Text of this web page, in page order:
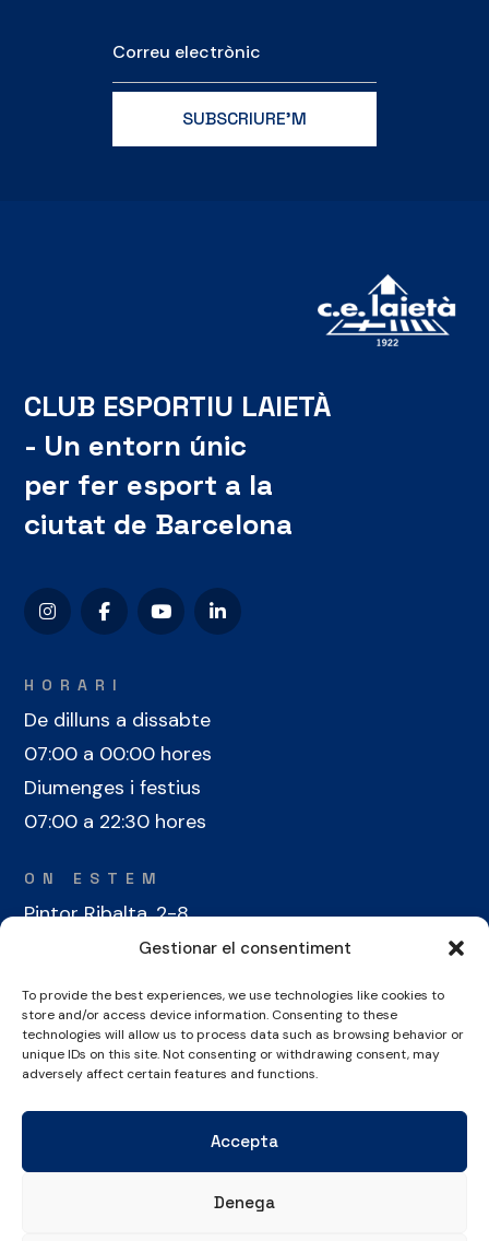
Gestionar el consentiment
To provide the best experiences, we use technologies like cookies to
store and/or access device information. Consenting to these
technologies will allow us to process data such as browsing behavior or
unique IDs on this site. Not consenting or withdrawing consent, may
adversely affect certain features and functions.
Accepta
Denega
CLUB ESPORTIU LAIETÀ
- Un entorn únic
per fer esport a la
ciutat de Barcelona
HORARI
De dilluns a dissabte
07:00 a 00:00 hores
Diumenges i festius
07:00 a 22:30 hores
ON ESTEM
Pintor Ribalta, 2-8
08028 Barcelona
CONTACTE
+34 934 486 350
cel@laieta.cat